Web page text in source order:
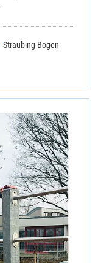
Straubing-Bogen